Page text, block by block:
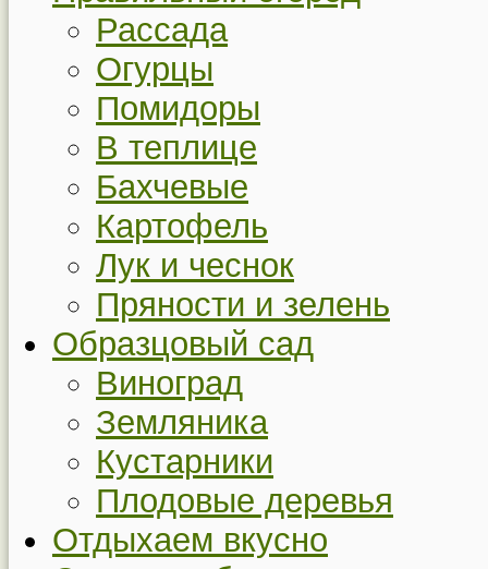
Рассада
Огурцы
Помидоры
В теплице
Бахчевые
Картофель
Лук и чеснок
Пряности и зелень
Образцовый сад
Виноград
Земляника
Кустарники
Плодовые деревья
Отдыхаем вкусно